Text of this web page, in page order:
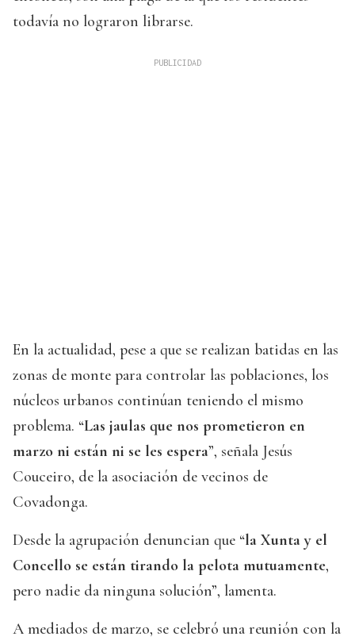
todavía no lograron librarse.
En la actualidad, pese a que se realizan batidas en las
zonas de monte para controlar las poblaciones, los
núcleos urbanos continúan teniendo el mismo
problema. “Las jaulas que nos prometieron en
marzo ni están ni se les espera”, señala Jesús
Couceiro, de la asociación de vecinos de
Covadonga.
Desde la agrupación denuncian que “la Xunta y el
Concello se están tirando la pelota mutuamente,
pero nadie da ninguna solución”, lamenta.
A mediados de marzo, se celebró una reunión con la